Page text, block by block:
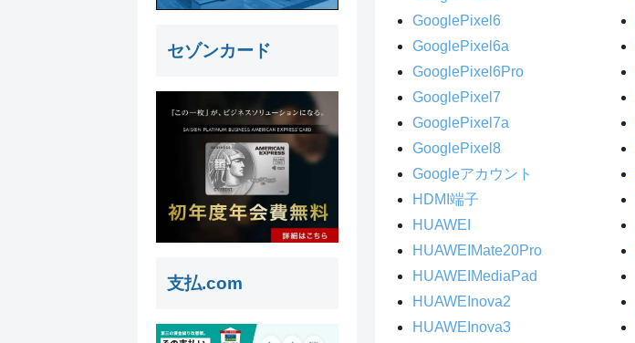
GooglePixel6
GooglePixel6a
GooglePixel6Pro
GooglePixel7
GooglePixel7a
GooglePixel8
Googleアカウント
HDMI端子
HUAWEI
HUAWEIMate20Pro
HUAWEIMediaPad
HUAWEInova2
HUAWEInova3
セゾンカード
支払.com